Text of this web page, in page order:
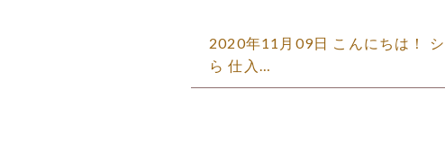
2020年11月09日 こんにちは！
ら 仕入…